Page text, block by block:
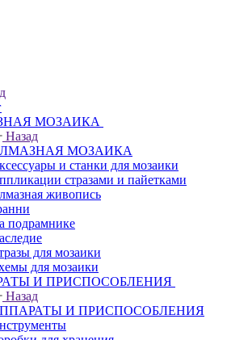
МОЗАИКА
Назад
МОЗАИКА
и станки для мозаики
стразами и пайетками
живопись
подрамнике
для мозаики
для мозаики
И ПРИСПОСОБЛЕНИЯ
Назад
И ПРИСПОСОБЛЕНИЯ